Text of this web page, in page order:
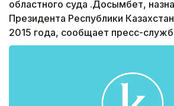
областного суда Қ.Досымбет,
Президента Республики
2015 года, сообщает пресс-